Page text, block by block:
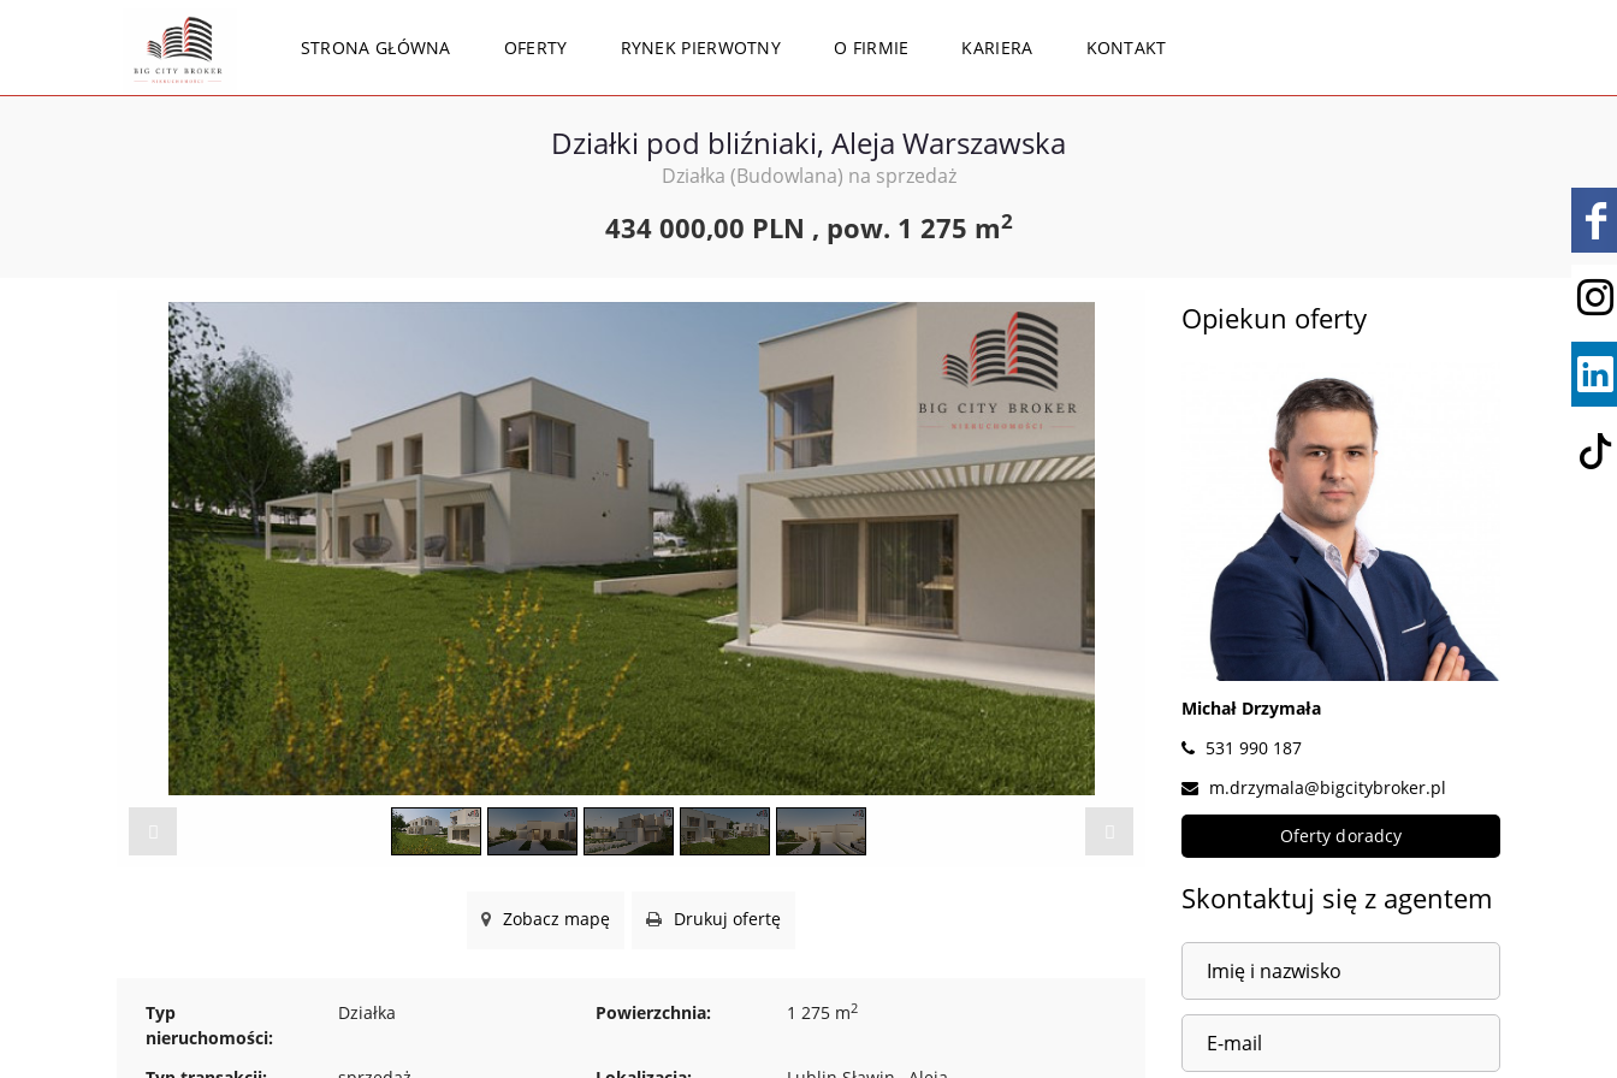
STRONA GŁÓWNA OFERTY RYNEK PIERWOTNY O FIRMIE KARIERA KONTAKT
Działki pod bliźniaki, Aleja Warszawska
Działka (Budowlana) na sprzedaż
434 000,00 PLN , pow. 1 275 m2
Zobacz mapę Drukuj ofertę
Typ
nieruchomości:
Działka Powierzchnia: 1 275 m2
Opiekun oferty
Michał Drzymała
531 990 187
m.drzymala@bigcitybroker.pl
Oferty doradcy
Skontaktuj się z agentem